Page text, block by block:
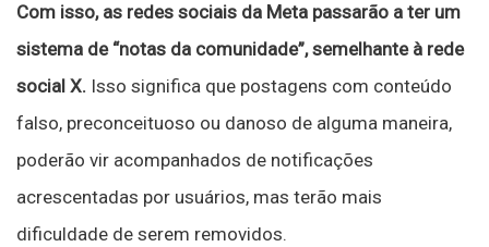
Com isso, as redes sociais da Meta passarão a ter um
sistema de “notas da comunidade”, semelhante à rede
social X. Isso significa que postagens com conteúdo
falso, preconceituoso ou danoso de alguma maneira,
poderão vir acompanhados de notificações
acrescentadas por usuários, mas terão mais
dificuldade de serem removidos.